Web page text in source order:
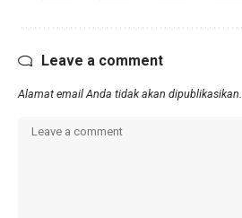
Leave a comment
Alamat email Anda tidak akan dipublikasikan.